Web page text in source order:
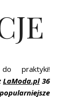
praktyki!
LaModa.pl36